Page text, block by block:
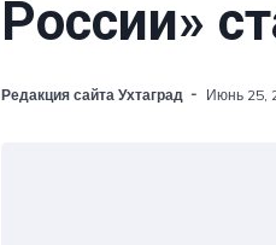
России»
Редакция сайта Ухтаград Июнь 25,